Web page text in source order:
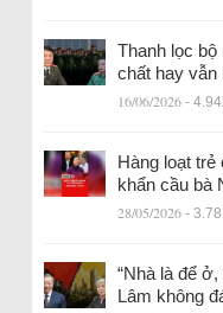
Thanh lọc bộ
chất hay vẫn
16/06/2026 -
Hàng loạt
khẩn cầu bà
28/05/2026 -
“Nhà là để
Lâm không